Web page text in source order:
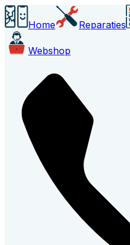
Home Reparaties
Webshop